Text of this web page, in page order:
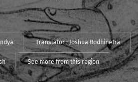
Translator :Joshua Bodhinetra
See more from this region